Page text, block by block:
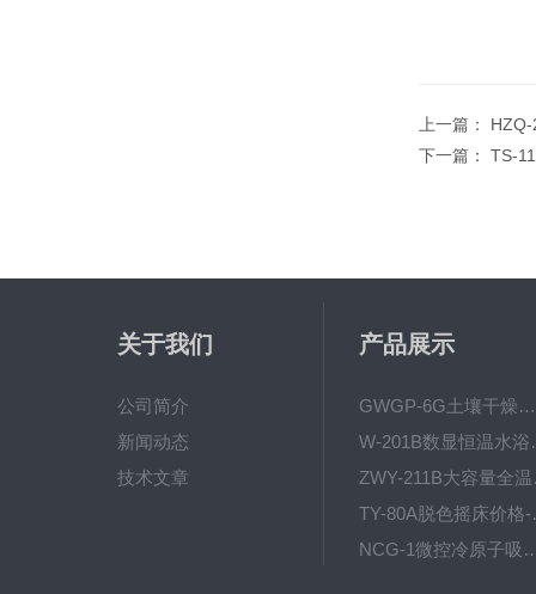
上一篇：
下一篇： TS-
关于我们
公司简介
新闻动态
技术文章
产品展示
GWGP-6G土壤干燥柜-干燥箱/干燥机
W-
TY-
NCG-1微控冷